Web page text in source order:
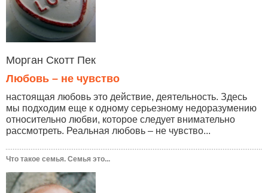
Морган Скотт Пек
Любовь – не чувство
настоящая любовь это действие, деятельность. Здесь
мы подходим еще к одному серьезному недоразумению
относительно любви, которое следует внимательно
рассмотреть. Реальная любовь – не чувство...
Что такое семья. Семья это...